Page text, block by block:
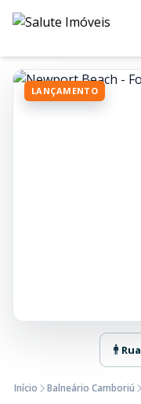
LANÇAMENTO
Rua
Início Balneário Camboriú